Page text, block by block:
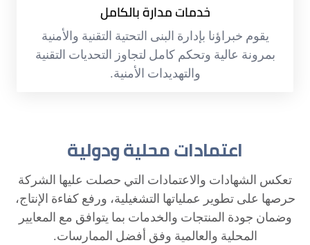
خدمات مدارة بالكامل
يقوم خبراؤنا بإدارة البنى التحتية التقنية والأمنية
بمرونة عالية وتحكم كامل لتجاوز التحديات التقنية
والتهديدات الأمنية.
اعتمادات محلية ودولية
تعكس الشهادات والاعتمادات التي حصلت عليها الشركة
حرصها على تطوير عملياتها التشغيلية، ورفع كفاءة الإنتاج،
وضمان جودة المنتجات والخدمات بما يتوافق مع المعايير
المحلية والعالمية وفق أفضل الممارسات.